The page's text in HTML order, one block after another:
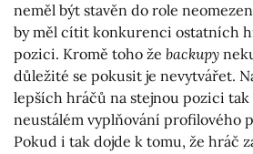
neměl být stavěn do role
by měl cítit konkurenci ostatních
pozici. Kromě toho že backupy
důležité se pokusit je nevytvářet.
lepších hráčů na stejnou pozici
neustálém vyplňování profilového
Pokud i tak dojde k tomu, že hráč